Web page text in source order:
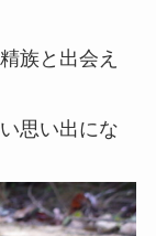
族と出会え
思い出にな